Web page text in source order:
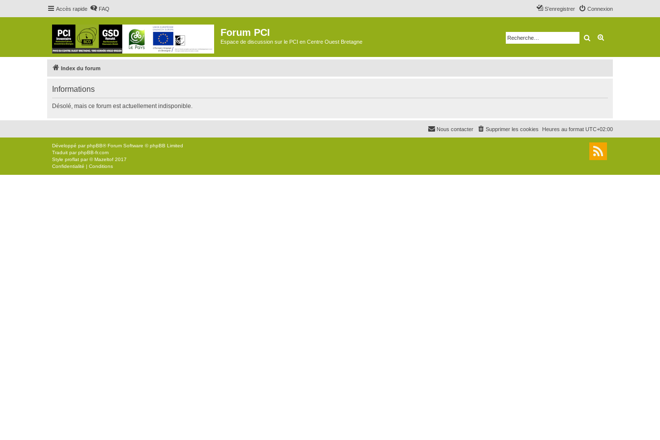
Accès rapide FAQ Connexion
S’enregistrer
Forum PCI
Espace de discussion sur le PCI en Centre Ouest Bretagne Rechercher
Index du forum
Informations
Désolé, mais ce forum est actuellement indisponible.
Heures au format UTC+02:00
Supprimer les cookies
Nous contacter
Développé parphpBB® Forum Software © phpBB Limited
Traduit parphpBB-fr.com
Style proflat par ©Mazeltof 2017
Confidentialité | Conditions